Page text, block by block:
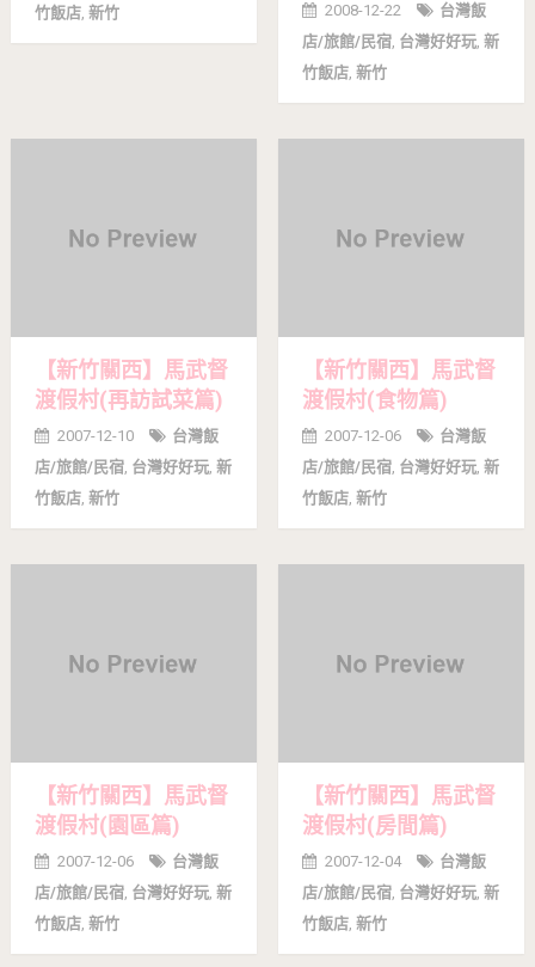
竹飯店, 新竹 2008-12-22
台灣飯
店/旅館/民宿, 台灣好好玩, 新
竹飯店, 新竹
【新竹關西】馬武督
渡假村(再訪試菜篇)
2007-12-10
台灣飯
店/旅館/民宿, 台灣好好玩, 新
竹飯店, 新竹
【新竹關西】馬武督
渡假村(食物篇)
2007-12-06
台灣飯
店/旅館/民宿, 台灣好好玩, 新
竹飯店, 新竹
【新竹關西】馬武督
渡假村(園區篇)
2007-12-06
台灣飯
店/旅館/民宿, 台灣好好玩, 新
竹飯店, 新竹
【新竹關西】馬武督
渡假村(房間篇)
2007-12-04
台灣飯
店/旅館/民宿, 台灣好好玩, 新
竹飯店, 新竹